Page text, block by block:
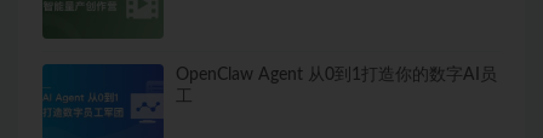
OpenClaw Agent 从0到1打造你的数字AI员
工